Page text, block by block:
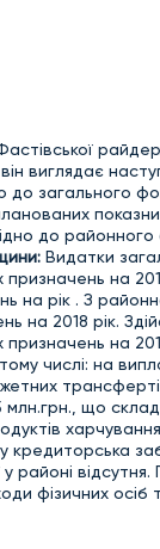
виглядає
до загального
до
Видатки
на
на рік . З
на 2018 рік.
на
числі: на
що
районі
фізичних